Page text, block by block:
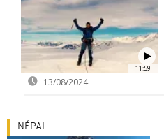
11:59
13/08/2024
NÉPAL